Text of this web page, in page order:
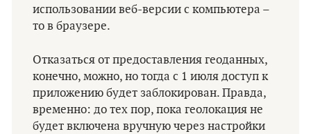
использовании веб-версии с компьютера –
то в браузере.
Отказаться от предоставления геоданных,
конечно, можно, но тогда с 1 июля доступ к
приложению будет заблокирован. Правда,
временно: до тех пор, пока геолокация не
будет включена вручную через настройки